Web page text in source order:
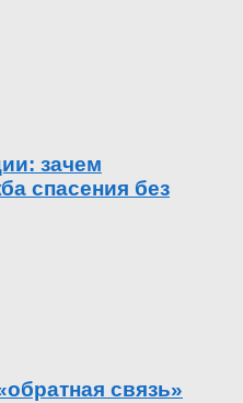
зачем
спасения без
связь»